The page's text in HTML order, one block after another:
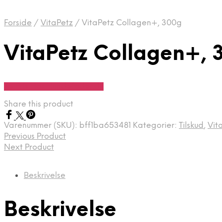
Forside / VitaPetz / VitaPetz Collagen+, 300g
VitaPetz Collagen+,
Share this product
Varenummer (SKU): bff1ba653481 Kategorier: Tilskud ,
Previous Product
Next Product
Beskrivelse
Beskrivelse